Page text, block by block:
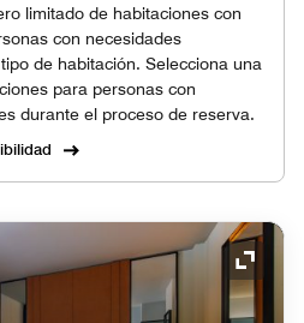
limitado de habitaciones con
con necesidades
de habitación. Selecciona una
para personas con
durante el proceso de reserva.
Icono